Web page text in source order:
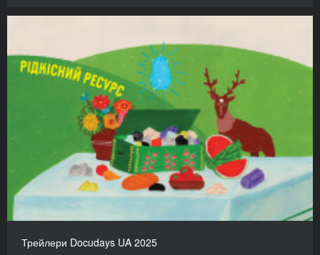
Трейлери Docudays UA 2025